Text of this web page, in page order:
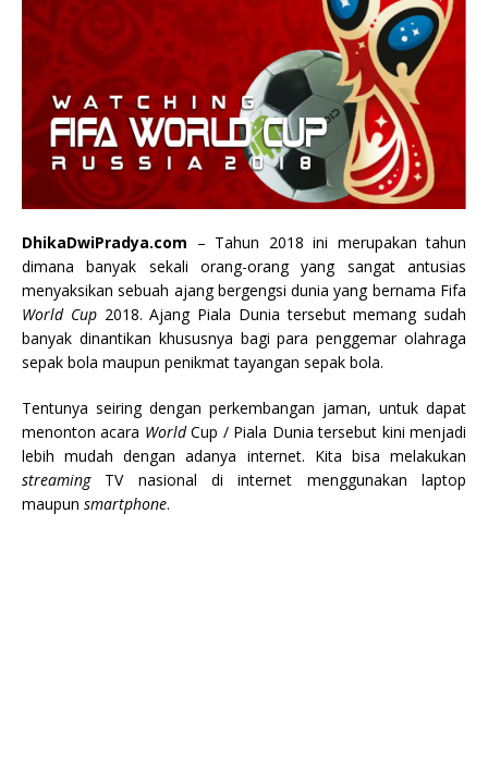
DhikaDwiPradya.com – Tahun 2018 ini merupakan tahun
dimana banyak sekali orang-orang yang sangat antusias
menyaksikan sebuah ajang bergengsi dunia yang bernama Fifa
World Cup2018. Ajang Piala Dunia tersebut memang sudah
banyak dinantikan khususnya bagi para penggemar olahraga
sepak bola maupun penikmat tayangan sepak bola.
Tentunya seiring dengan perkembangan jaman, untuk dapat
menonton acara WorldCup / Piala Dunia tersebut kini menjadi
lebih mudah dengan adanya internet. Kita bisa melakukan
streamingTV nasional di internet menggunakan laptop
maupun smartphone.